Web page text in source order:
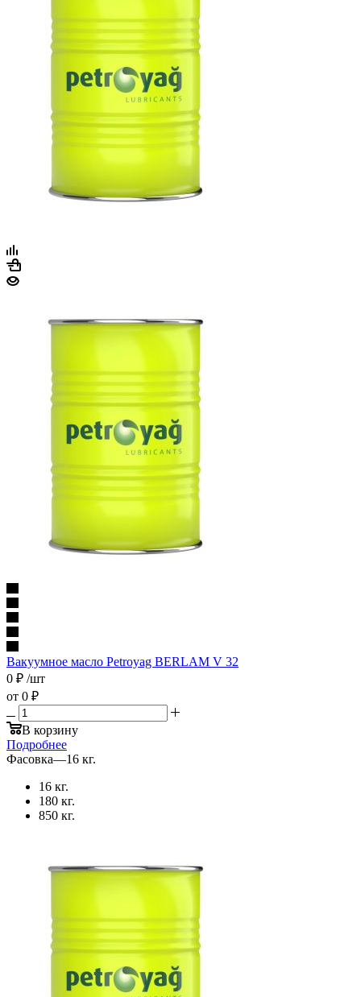
Вакуумное масло Petroyag BERLAM V 32
0 ₽ /шт
от 0 ₽
В корзину
Подробнее
Фасовка—16 кг.
16 кг.
180 кг.
850 кг.